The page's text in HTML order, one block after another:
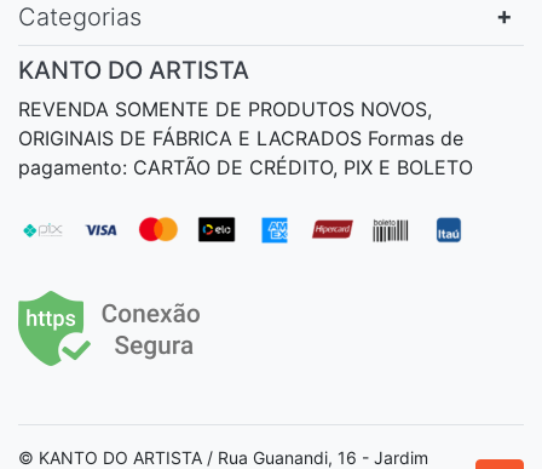
Categorias
KANTO DO ARTISTA
REVENDA SOMENTE DE PRODUTOS NOVOS,
ORIGINAIS DE FÁBRICA E LACRADOS Formas de
pagamento: CARTÃO DE CRÉDITO, PIX E BOLETO
© KANTO DO ARTISTA / Rua Guanandi, 16 - Jardim